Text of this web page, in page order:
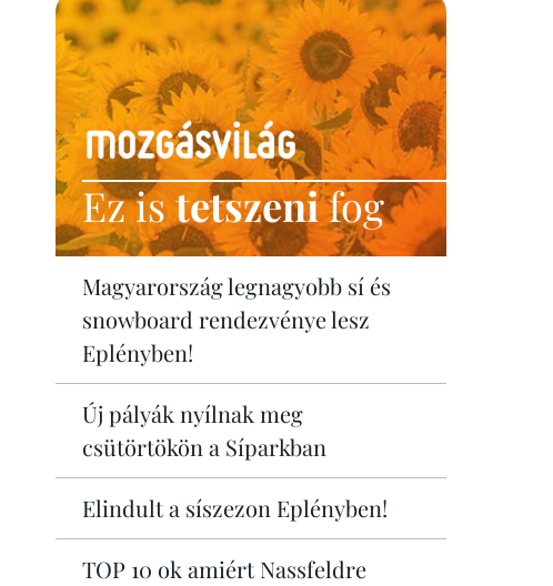
Ez istetszenifog
Magyarország legnagyobb sí és
snowboard rendezvénye lesz
Eplényben!
Új pályák nyílnak meg
csütörtökön a Síparkban
Elindult a síszezon Eplényben!
TOP 10 ok amiért Nassfeldre